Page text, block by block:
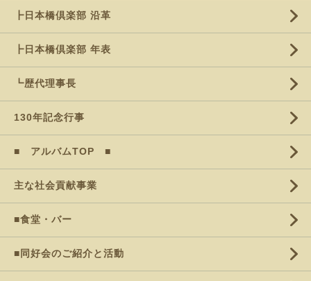
┣日本橋倶楽部 沿革
┣日本橋倶楽部 年表
┗歴代理事長
130年記念行事
■ アルバムTOP ■
主な社会貢献事業
■食堂・バー
■同好会のご紹介と活動